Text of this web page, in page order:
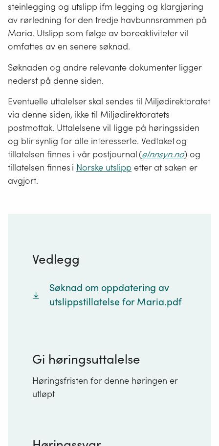
steinlegging og utslipp ifm legging og klargjøring
av rørledning for den tredje havbunnsrammen på
Maria. Utslipp som følge av boreaktiviteter vil
omfattes av en senere søknad.
Søknaden og andre relevante dokumenter ligger
nederst på denne siden.
Eventuelle uttalelser skal sendes til Miljødirektoratet
via denne siden, ikke til Miljødirektoratets
postmottak. Uttalelsene vil ligge på høringssiden
og blir synlig for alle interesserte. Vedtaket og
tillatelsen finnes i vår postjournal (eInnsyn.no) og
tillatelsen finnes i Norske utslipp etter at saken er
avgjort.
Vedlegg
Søknad om oppdatering av
utslippstillatelse for Maria.pdf
Gi høringsuttalelse
Høringsfristen for denne høringen er
utløpt